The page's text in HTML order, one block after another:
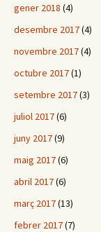
gener 2018 (4)
desembre 2017(4)
novembre 2017(4)
octubre 2017(1)
setembre 2017(3)
juliol 2017(6)
juny 2017(9)
maig 2017(6)
abril 2017(6)
març 2017(13)
febrer 2017(7)